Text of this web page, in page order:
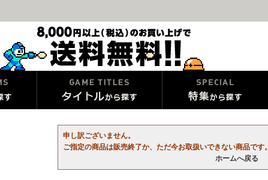
申し訳ございません。
ご指定の商品は販売終了か、ただ今お取扱いできない商品です。
ホームへ戻る